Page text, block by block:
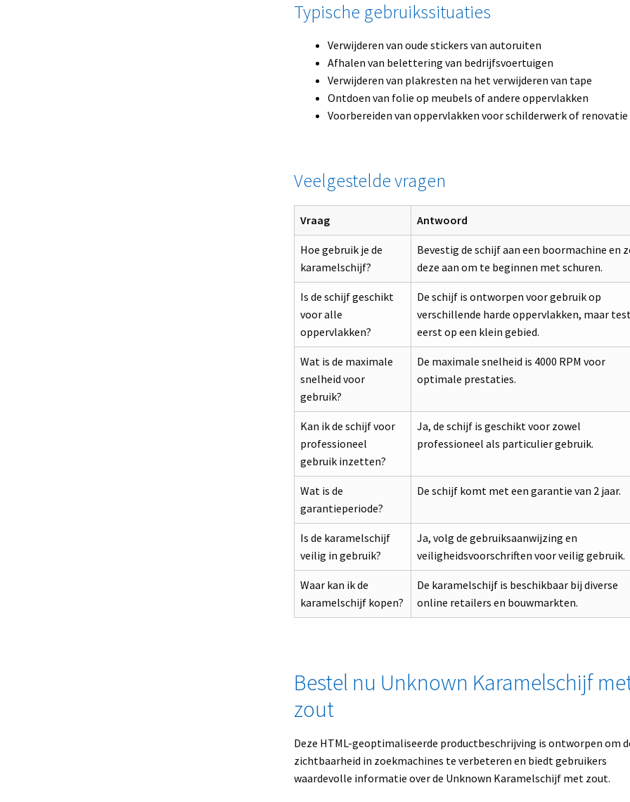
Typische gebruikssituaties
Verwijderen van oude stickers van autoruiten
Afhalen van belettering van bedrijfsvoertuigen
Verwijderen van plakresten na het verwijderen van tape
Ontdoen van folie op meubels of andere oppervlakken
Voorbereiden van oppervlakken voor schilderwerk of renovatie
Veelgestelde vragen
Vraag Antwoord
Hoe gebruik je de
karamelschijf?
Bevestig de schijf aan een boormachine en
deze aan om te beginnen met schuren.
Is de schijf geschikt
voor alle
oppervlakken?
De schijf is ontworpen voor gebruik op
verschillende harde oppervlakken, maar
eerst op een klein gebied.
Wat is de maximale
snelheid voor
gebruik?
De maximale snelheid is 4000 RPM voor
optimale prestaties.
Kan ik de schijf voor
professioneel
gebruik inzetten?
Ja, de schijf is geschikt voor zowel
professioneel als particulier gebruik.
Wat is de
garantieperiode?
De schijf komt met een garantie van 2 jaar.
Is de karamelschijf
veilig in gebruik?
Ja, volg de gebruiksaanwijzing en
veiligheidsvoorschriften voor veilig gebruik.
Waar kan ik de
karamelschijf kopen?
De karamelschijf is beschikbaar bij diverse
online retailers en bouwmarkten.
Bestel nu Unknown Karamelschijf
zout
Deze HTML-geoptimaliseerde productbeschrijving is ontworpen om
zichtbaarheid in zoekmachines te verbeteren en biedt gebruikers
waardevolle informatie over de Unknown Karamelschijf met zout.